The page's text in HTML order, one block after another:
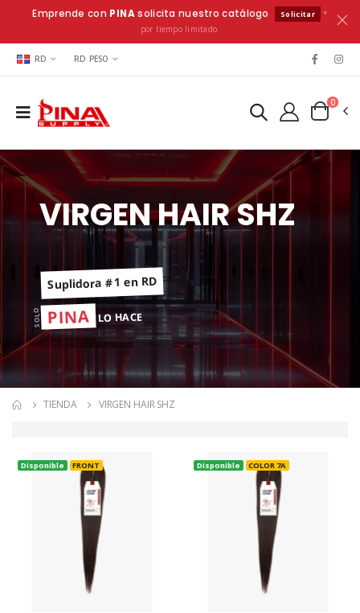
Emprende con PINAsolicita nuestro catálogo Solicitar
*
por tiempo limitado.
RD RD PESO
0
VIRGEN HAIR SHZ
Suplidora #1 en RD
SOLO PINA LO HACE
TIENDA VIRGEN HAIR SHZ
Disponible FRONT Disponible COLOR 7A